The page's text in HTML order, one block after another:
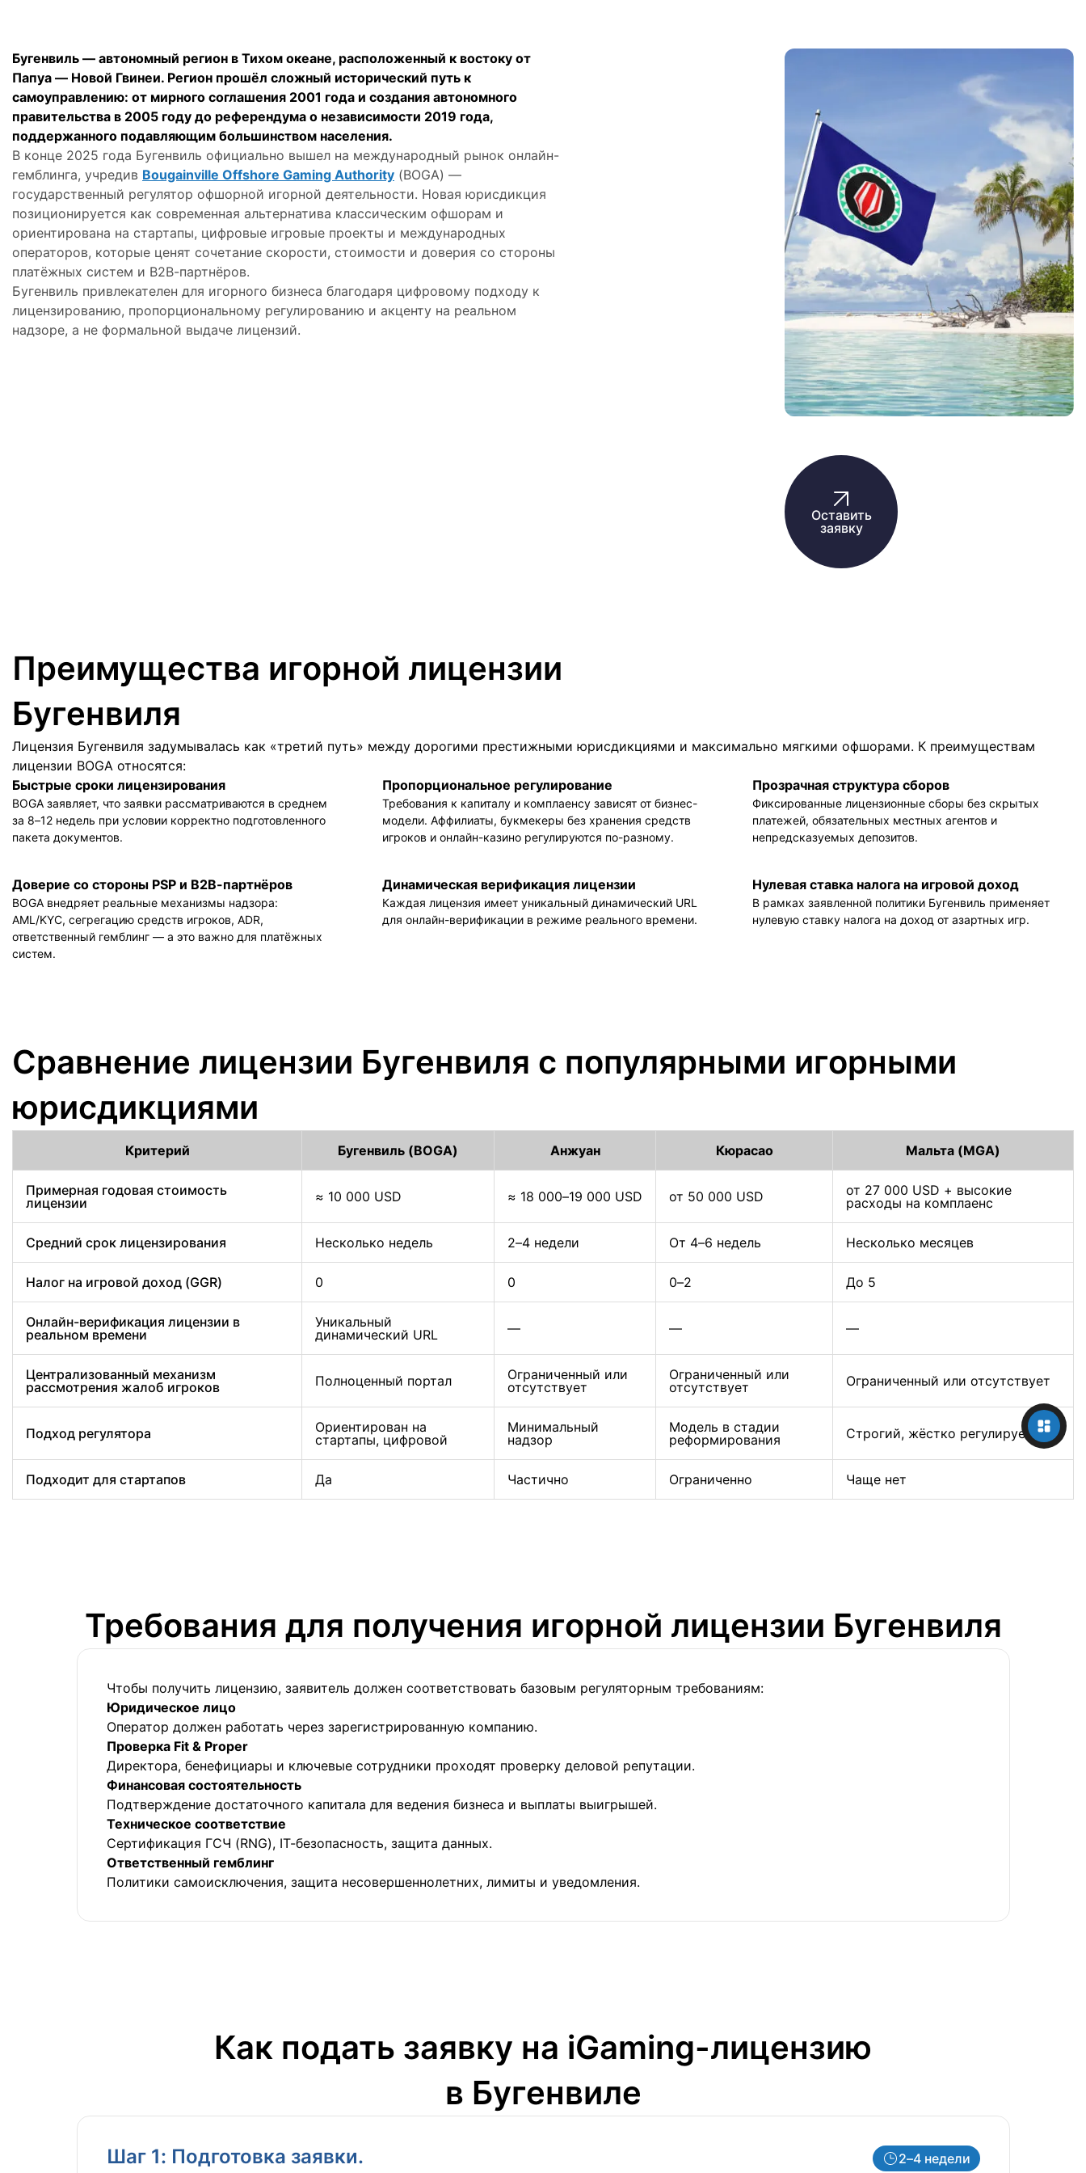
Бугенвиль — автономный регион в Тихом океане, расположенный к востоку от
Папуа — Новой Гвинеи. Регион прошёл сложный исторический путь к
самоуправлению: от мирного соглашения 2001 года и создания автономного
правительства в 2005 году до референдума о независимости 2019 года,
поддержанного подавляющим большинством населения.
В конце 2025 года Бугенвиль официально вышел на международный рынок онлайн-
гемблинга, учредив Bougainville Offshore Gaming Authority (BOGA) —
государственный регулятор офшорной игорной деятельности. Новая юрисдикция
позиционируется как современная альтернатива классическим офшорам и
ориентирована на стартапы, цифровые игровые проекты и международных
операторов, которые ценят сочетание скорости, стоимости и доверия со стороны
платёжных систем и B2B-партнёров.
Бугенвиль привлекателен для игорного бизнеса благодаря цифровому подходу к
лицензированию, пропорциональному регулированию и акценту на реальном
надзоре, а не формальной выдаче лицензий.
Оставить
заявку
Преимущества игорной лицензии
Бугенвиля
Лицензия Бугенвиля задумывалась как «третий путь» между дорогими престижными юрисдикциями и максимально мягкими офшорами. К преимуществам
лицензии BOGA относятся:
Быстрые сроки лицензирования
BOGA заявляет, что заявки рассматриваются в среднем
за 8–12 недель при условии корректно подготовленного
пакета документов.
Пропорциональное регулирование
Требования к капиталу и комплаенсу зависят от бизнес-
модели. Аффилиаты, букмекеры без хранения средств
игроков и онлайн-казино регулируются по-разному.
Прозрачная структура сборов
Фиксированные лицензионные сборы без скрытых
платежей, обязательных местных агентов и
непредсказуемых депозитов.
Доверие со стороны PSP и B2B-партнёров
BOGA внедряет реальные механизмы надзора:
AML/KYC, сегрегацию средств игроков, ADR,
ответственный гемблинг — а это важно для платёжных
систем.
Динамическая верификация лицензии
Каждая лицензия имеет уникальный динамический URL
для онлайн-верификации в режиме реального времени.
Нулевая ставка налога на игровой доход
В рамках заявленной политики Бугенвиль применяет
нулевую ставку налога на доход от азартных игр.
Сравнение лицензии Бугенвиля с популярными игорными
юрисдикциями
Критерий Бугенвиль (BOGA) Анжуан Кюрасао Мальта (MGA)
Примерная годовая стоимость
лицензии
≈ 10 000 USD ≈ 18 000–19 000 USD от 50 000 USD
от 27 000 USD + высокие
расходы на комплаенс
Средний срок лицензирования Несколько недель 2–4 недели От 4–6 недель Несколько месяцев
Налог на игровой доход (GGR) 0 0 0–2 До 5
Онлайн-верификация лицензии в
реальном времени
Уникальный
динамический URL
— — —
Централизованный механизм
рассмотрения жалоб игроков
Полноценный портал
Ограниченный или
отсутствует
Ограниченный или
отсутствует
Ограниченный или отсутствует
Подход регулятора
Ориентирован на
стартапы, цифровой
Минимальный
надзор
Модель в стадии
реформирования
Строгий, жёстко регулируемый
Подходит для стартапов Да Частично Ограниченно Чаще нет
Требования для получения игорной лицензии Бугенвиля
Чтобы получить лицензию, заявитель должен соответствовать базовым регуляторным требованиям:
Юридическое лицо
Оператор должен работать через зарегистрированную компанию.
Проверка Fit & Proper
Директора, бенефициары и ключевые сотрудники проходят проверку деловой репутации.
Финансовая состоятельность
Подтверждение достаточного капитала для ведения бизнеса и выплаты выигрышей.
Техническое соответствие
Сертификация ГСЧ (RNG), IT-безопасность, защита данных.
Ответственный гемблинг
Политики самоисключения, защита несовершеннолетних, лимиты и уведомления.
Как подать заявку на iGaming-лицензию
в Бугенвиле
Шаг 1: Подготовка заявки. 2–4 недели